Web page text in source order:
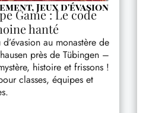
,Jeux d'évasion
Game : Le code
hanté
d’évasion au monastère de
près de Tübingen –
histoire et frissons !
classes, équipes et